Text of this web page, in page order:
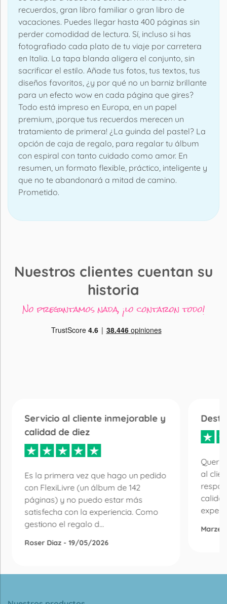
recuerdos, gran libro familiar o gran libro de
vacaciones. Puedes llegar hasta 400 páginas sin
perder comodidad de lectura. Sí, incluso si has
fotografiado cada plato de tu viaje por carretera
en Italia. La tapa blanda aligera el conjunto, sin
sacrificar el estilo. Añade tus fotos, tus textos, tus
diseños favoritos, ¿y por qué no un barniz brillante
para un efecto wow en cada página que gires?
Todo está impreso en Europa, en un papel
premium, ¡porque tus recuerdos merecen un
tratamiento de primera! ¿La guinda del pastel? La
opción de caja de regalo, para regalar tu álbum
con espiral con tanto cuidado como amor. En
resumen, un formato flexible, práctico, inteligente y
que no te abandonará a mitad de camino.
Prometido.
Nuestros clientes cuentan su
historia
No preguntamos nada, ¡lo contaron todo!
Servicio al cliente inmejorable y
calidad de diez
Es la primera vez que hago un pedido
con FlexiLivre (un álbum de 142
páginas) y no puedo estar más
satisfecha con la experiencia. Como
gestiono el regalo d...
Roser Diaz - 19/05/2026
al